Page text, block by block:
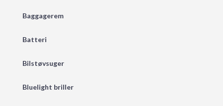
Baggagerem
Batteri
Bilstøvsuger
Bluelight briller